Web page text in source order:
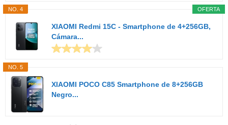
OFERTA
NO. 4
XIAOMI Redmi 15C - Smartphone de 4+256GB,
Cámara...
NO. 5
XIAOMI POCO C85 Smartphone de 8+256GB
Negro...